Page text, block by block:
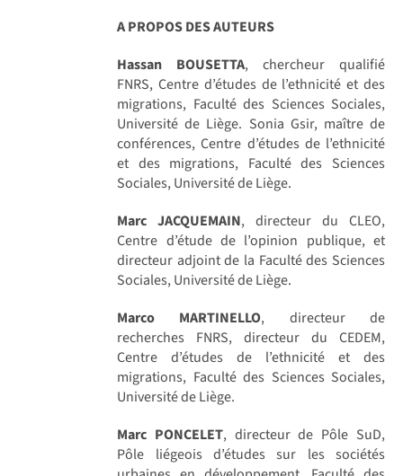
A PROPOS DES AUTEURS
Hassan BOUSETTA, chercheur qualifié
FNRS, Centre d’études de l’ethnicité et des
migrations, Faculté des Sciences Sociales,
Université de Liège. Sonia Gsir, maître de
conférences, Centre d’études de l’ethnicité
et des migrations, Faculté des Sciences
Sociales, Université de Liège.
Marc JACQUEMAIN, directeur du CLEO,
Centre d’étude de l’opinion publique, et
directeur adjoint de la Faculté des Sciences
Sociales, Université de Liège.
Marco MARTINELLO, directeur de
recherches FNRS, directeur du CEDEM,
Centre d’études de l’ethnicité et des
migrations, Faculté des Sciences Sociales,
Université de Liège.
Marc PONCELET, directeur de Pôle SuD,
Pôle liégeois d’études sur les sociétés